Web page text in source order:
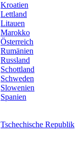
Kroatien
Lettland
Litauen
Marokko
Österreich
Rumänien
Russland
Schottland
Schweden
Slowenien
Spanien
Tschechische Republik